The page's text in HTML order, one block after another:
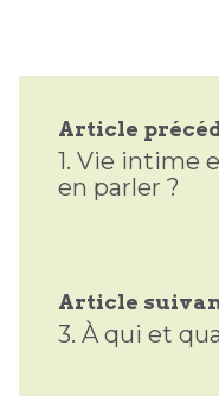
Article
1. Vie intime
en parler ?
Article
3. À qui et